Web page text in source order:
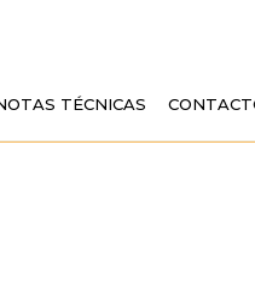
TÉCNICAS